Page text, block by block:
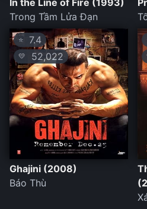
In the Line of Fire (1993)
Trong Tầm Lửa Đạn
⭐ 7.4
💛 52,022
Ghajini (2008)
Báo Thù